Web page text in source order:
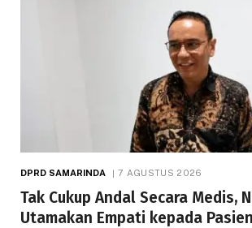
DPRD SAMARINDA 7 AGUSTUS 2026
Tak Cukup Andal Secara Medis,
Utamakan Empati kepada Pasien